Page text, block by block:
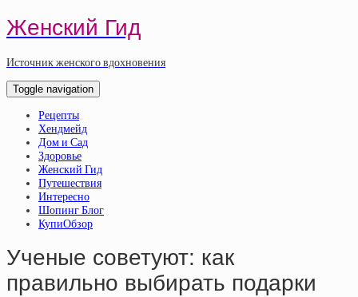
Женский Гид
Источник женского вдохновения
Toggle navigation
Рецепты
Хендмейд
Дом и Сад
Здоровье
Женский Гид
Путешествия
Интересно
Шопинг Блог
КупиОбзор
Ученые советуют: как
правильно выбирать подарки